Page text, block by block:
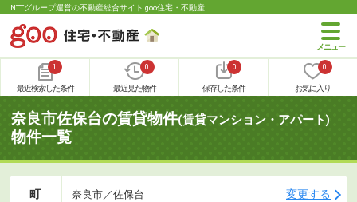
NTTグループ運営の不動産総合サイト goo住宅・不動産
1
最近検索した条件
0
最近見た物件
0
保存した条件
0
お気に入り
奈良市佐保台の賃貸物件(賃貸マンション・アパート)
物件一覧
町 奈良市／佐保台 変更する